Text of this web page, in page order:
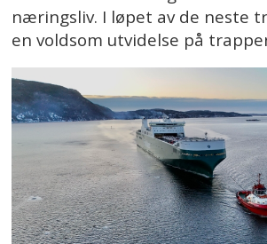
næringsliv. I løpet av de neste
en voldsom utvidelse på